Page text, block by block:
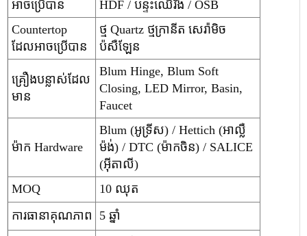
អាចប្រើបាន
HDF / បន្ទះឈើរឹង / OSB
Countertop
ដែលអាចប្រើបាន
ថ្ម Quartz ថ្មក្រានីត សេរ៉ាមិច
ប៉សឺឡែន
គ្រឿងបន្លាស់ដែល
មាន
Blum Hinge, Blum Soft
Closing, LED Mirror, Basin,
Faucet
ម៉ាក Hardware
Blum (អូទ្រីស) / Hettich (អាល្លឺ
ម៉ង់) / DTC (ម៉ាកចិន) / SALICE
(អ៊ីតាលី)
MOQ
10 ឈុត
ការធានា​គុណភាព
5 ឆ្នាំ